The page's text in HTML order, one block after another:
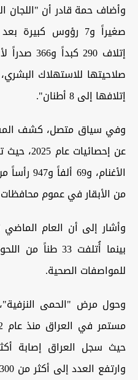
صغيراً و7 رؤوس
إتلاف 290
صلاحيتها للاستهلاك
إتلافها إلى 8 أطنان".
وفي سياق متصل، كشف
من الأبقار في عموم محافظات
بينما أُتلفت 33
للمواصفات الصحية.
وحول مرض "الحمى